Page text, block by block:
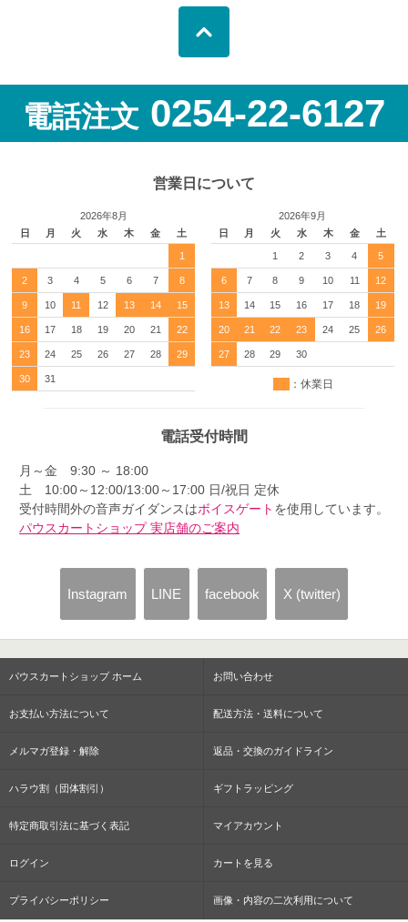
電話注文 0254-22-6127
営業日について
2026年8月
日
月 火 水 木 金 土
1
2 3 4 5 6 7 8
9 10 11 12 13 14 15
16 17 18 19 20 21 22
23 24 25 26 27 28 29
30 31
2026年9月
日
月 火 水 木 金 土
1 2 3 4 5
6 7 8 9 10 11 12
13 14 15 16 17 18 19
20 21 22 23 24 25 26
27 28 29 30
：休業日
電話受付時間
月～金 9:30 ～ 18:00
土 10:00～12:00/13:00～17:00 日/祝日 定休
受付時間外の音声ガイダンスはボイスゲート を使用しています。
パウスカートショップ 実店舗のご案内
Instagram LINE facebook X (twitter)
パウスカートショップ ホーム お問い合わせ
お支払い方法について 配送方法・送料について
メルマガ登録・解除 返品・交換のガイドライン
ハラウ割（団体割引） ギフトラッピング
特定商取引法に基づく表記 マイアカウント
ログイン カートを見る
プライバシーポリシー 画像・内容の二次利用について